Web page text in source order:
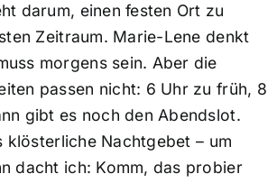
darum, einen festen Ort zu
Zeitraum. Marie-Lene denkt
morgens sein. Aber die
passen nicht: 6 Uhr zu früh, 8
gibt es noch den Abendslot.
klösterliche Nachtgebet – um
dacht ich: Komm, das probier